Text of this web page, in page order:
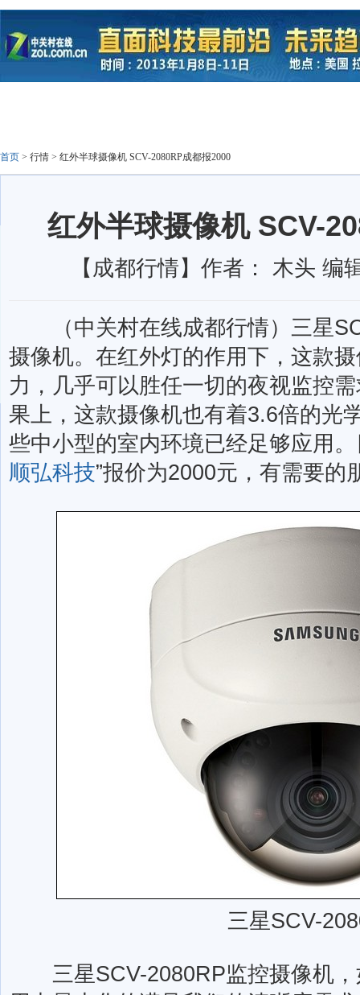
首页 > 行情 > 红外半球摄像机 SCV-2080RP成都报2000
红外半球摄像机 SCV-
【成都行情】作者： 木头 编
（中关村在线成都行情）三星
摄像机。在红外灯的作用下，这款
力，几乎可以胜任一切的夜视监控
果上，这款摄像机也有着3.6倍的光
些中小型的室内环境已经足够应用
顺弘科技”报价为2000元，有需要的
三星SCV-
三星SCV-2080RP监控摄像机，